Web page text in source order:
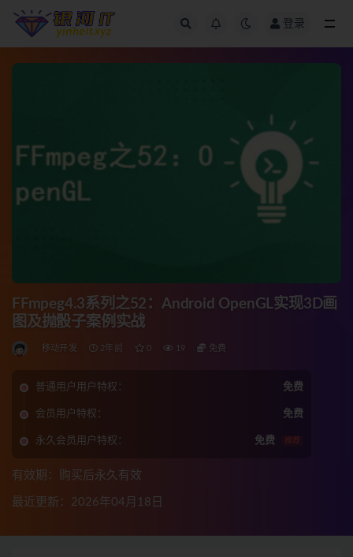
登录
FFmpeg4.3系列之52：Android OpenGL实现3D画
图及抛骰子案例实战
移动开发 2年前 0 19 免费
普通用户用户特权： 免费
会员用户特权： 免费
永久会员用户特权： 免费 推荐
有效期：购买后永久有效
最近更新：2026年04月18日